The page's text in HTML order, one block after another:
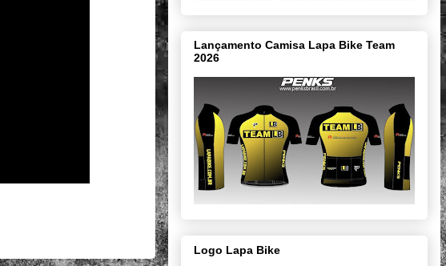
Lançamento Camisa Lapa Bike Team
2026
Logo Lapa Bike